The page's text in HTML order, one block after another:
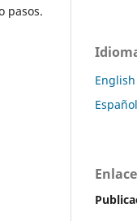
pasos.
English